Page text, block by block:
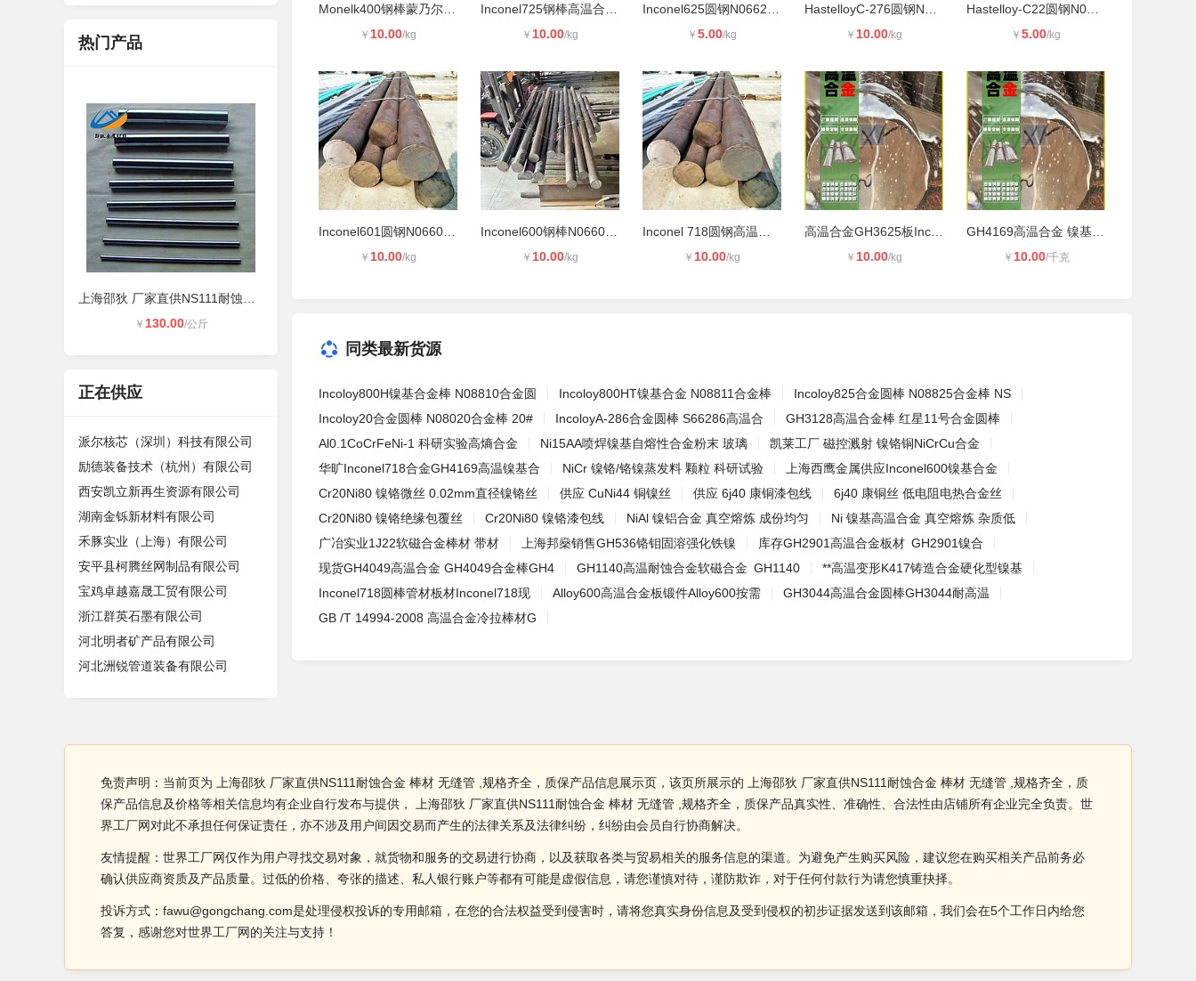
热门产品
￥ 130.00/公斤
正在供应
派尔核芯（深圳）科技有限公司
励德装备技术（杭州）有限公司
西安凯立新再生资源有限公司
湖南金铄新材料有限公司
禾豚实业（上海）有限公司
安平县柯腾丝网制品有限公司
宝鸡卓越嘉晟工贸有限公司
浙江群英石墨有限公司
河北明者矿产品有限公司
河北洲锐管道装备有限公司
￥ 10.00/kg ￥ 10.00/kg ￥ 5.00/kg ￥ 10.00/kg ￥ 5.00/kg
￥ 10.00/kg ￥ 10.00/kg ￥ 10.00/kg ￥ 10.00/kg ￥ 10.00/千克
同类最新货源
Incoloy800H镍基合金棒 N08810合金圆 Incoloy800HT镍基合金 N08811合金棒
Incoloy825合金圆棒 N08825合金棒 NS
Incoloy20合金圆棒 N08020合金棒 20#
IncoloyA-286合金圆棒 S66286高温合
GH3128高温合金棒 红星11号合金圆棒
Al0.1CoCrFeNi-1 科研实验高熵合金
Ni15AA喷焊镍基自熔性合金粉末 玻璃
凯莱工厂 磁控溅射 镍铬铜NiCrCu合金
华旷Inconel718合金GH4169高温镍基合
NiCr 镍铬/铬镍蒸发料 颗粒 科研试验
上海西鹰金属供应Inconel600镍基合金
Cr20Ni80 镍铬微丝 0.02mm直径镍铬丝
供应 CuNi44 铜镍丝 供应 6j40 康铜漆包线
6j40 康铜丝 低电阻电热合金丝
Cr20Ni80 镍铬绝缘包覆丝
Cr20Ni80 镍铬漆包线 NiAl 镍铝合金 真空熔炼 成份均匀
Ni 镍基高温合金 真空熔炼 杂质低
广冶实业1J22软磁合金棒材 带材
上海邦燊销售GH536铬钼固溶强化铁镍
库存GH2901高温合金板材 GH2901镍合
现货GH4049高温合金 GH4049合金棒GH4
GH1140高温耐蚀合金软磁合金 GH1140
**高温变形K417铸造合金硬化型镍基
Inconel718圆棒管材板材Inconel718现
Alloy600高温合金板锻件Alloy600按需
GH3044高温合金圆棒GH3044耐高温
GB /T 14994-2008 高温合金冷拉棒材G
免责声明：当前页为 上海邵狄 厂家直供NS111耐蚀合金 棒材 无缝管 ,规格齐全，质保产品信息展示页，该页所展示的 上海邵狄 厂家直供NS111耐蚀合金 棒材 无缝管 ,规格齐全，质
保产品信息及价格等相关信息均有企业自行发布与提供， 上海邵狄 厂家直供NS111耐蚀合金 棒材 无缝管 ,规格齐全，质保产品真实性、准确性、合法性由店铺所有企业完全负责。世
界工厂网对此不承担任何保证责任，亦不涉及用户间因交易而产生的法律关系及法律纠纷，纠纷由会员自行协商解决。
友情提醒：世界工厂网仅作为用户寻找交易对象，就货物和服务的交易进行协商，以及获取各类与贸易相关的服务信息的渠道。为避免产生购买风险，建议您在购买相关产品前务必
确认供应商资质及产品质量。过低的价格、夸张的描述、私人银行账户等都有可能是虚假信息，请您谨慎对待，谨防欺诈，对于任何付款行为请您慎重抉择。
投诉方式：fawu@gongchang.com是处理侵权投诉的专用邮箱，在您的合法权益受到侵害时，请将您真实身份信息及受到侵权的初步证据发送到该邮箱，我们会在5个工作日内给您
答复，感谢您对世界工厂网的关注与支持！